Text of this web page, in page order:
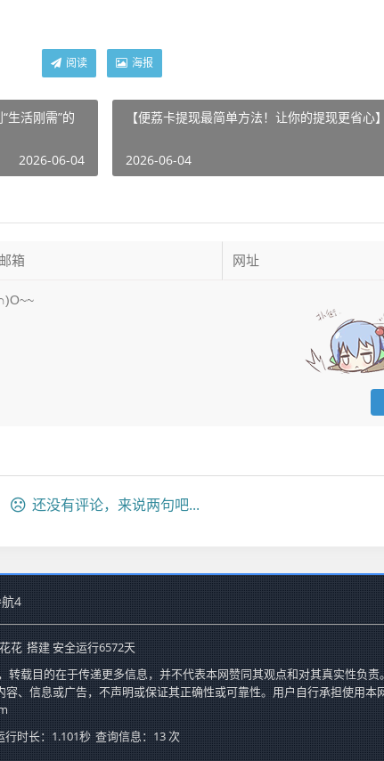
阅读 海报
生活刚需”的
2026-06-04
【便荔卡提现最简单方法！让你的提现更省心】
2026-06-04
还没有评论，来说两句吧...
4
花花 搭建 安全运行6572天
转载目的在于传递更多信息，并不代表本网赞同其观点和对其真实性负
、信息或广告，不声明或保证其正确性或可靠性。用户自行承担使用本
行时长：1.101秒 查询信息：13 次